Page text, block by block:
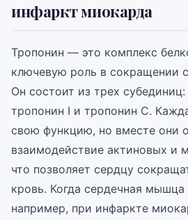
инфаркт миокарда
Тропонин — это комплекс
ключевую роль в сокращении
Он состоит из трех
тропонин I и тропонин C.
свою функцию, но вместе они
взаимодействие актиновых и
что позволяет сердцу
кровь. Когда сердечная
например, при инфаркте